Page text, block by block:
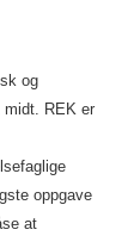
og
midt. REK er
oppgave
at